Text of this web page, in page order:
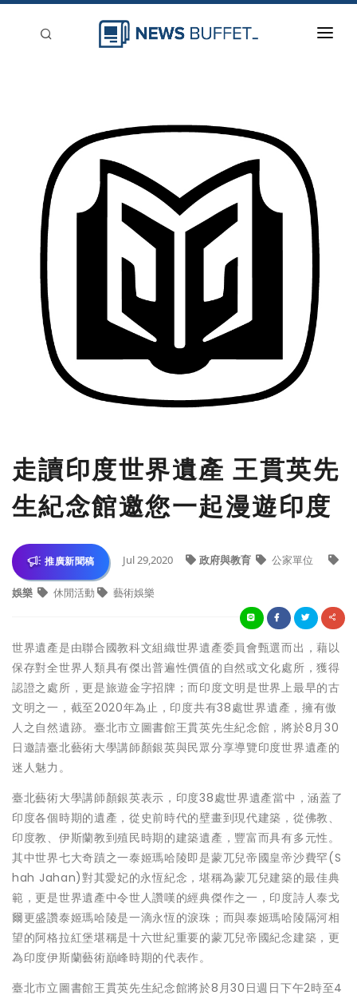
刊登
走讀印度世界遺產 王貫英先
生紀念館邀您一起漫遊印度
推廣新聞稿 Jul 29,2020 政府與教育 公家單位
娛樂 休閒活動 藝術娛樂
世界遺產是由聯合國教科文組織世界遺產委員會甄選而出，藉以
保存對全世界人類具有傑出普遍性價值的自然或文化處所，獲得
認證之處所，更是旅遊金字招牌；而印度文明是世界上最早的古
文明之一，截至2020年為止，印度共有38處世界遺產，擁有傲
人之自然遺跡。臺北市立圖書館王貫英先生紀念館，將於8月30
日邀請臺北藝術大學講師顏銀英與民眾分享導覽印度世界遺產的
迷人魅力。
臺北藝術大學講師顏銀英表示，印度38處世界遺產當中，涵蓋了
印度各個時期的遺產，從史前時代的壁畫到現代建築，從佛教、
印度教、伊斯蘭教到殖民時期的建築遺產，豐富而具有多元性。
其中世界七大奇蹟之一泰姬瑪哈陵即是蒙兀兒帝國皇帝沙費罕(S
hah Jahan)對其愛妃的永恆紀念，堪稱為蒙兀兒建築的最佳典
範，更是世界遺產中令世人讚嘆的經典傑作之一，印度詩人泰戈
爾更盛讚泰姬瑪哈陵是一滴永恆的淚珠；而與泰姬瑪哈陵隔河相
望的阿格拉紅堡堪稱是十六世紀重要的蒙兀兒帝國紀念建築，更
為印度伊斯蘭藝術巔峰時期的代表作。
臺北市立圖書館王貫英先生紀念館將於8月30日週日下午2時至4